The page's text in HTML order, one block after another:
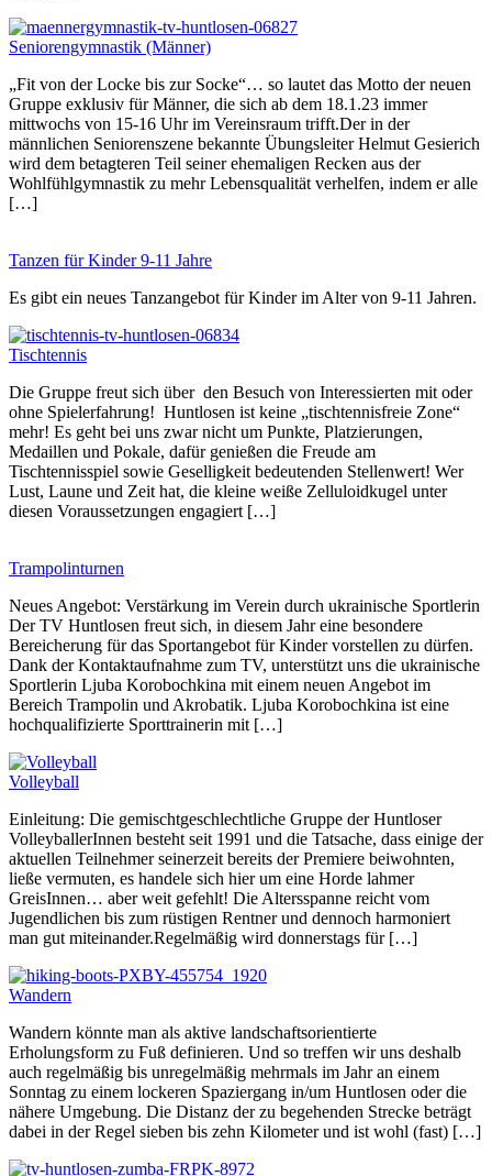
Seniorengymnastik (Männer)
„Fit von der Locke bis zur Socke“… so lautet das Motto der neuen
Gruppe exklusiv für Männer, die sich ab dem 18.1.23 immer
mittwochs von 15-16 Uhr im Vereinsraum trifft.Der in der
männlichen Seniorenszene bekannte Übungsleiter Helmut Gesierich
wird dem betagteren Teil seiner ehemaligen Recken aus der
Wohlfühlgymnastik zu mehr Lebensqualität verhelfen, indem er alle
[…]
Tanzen für Kinder 9-11 Jahre
Es gibt ein neues Tanzangebot für Kinder im Alter von 9-11 Jahren.
Tischtennis
Die Gruppe freut sich über den Besuch von Interessierten mit oder
ohne Spielerfahrung! Huntlosen ist keine „tischtennisfreie Zone“
mehr! Es geht bei uns zwar nicht um Punkte, Platzierungen,
Medaillen und Pokale, dafür genießen die Freude am
Tischtennisspiel sowie Geselligkeit bedeutenden Stellenwert! Wer
Lust, Laune und Zeit hat, die kleine weiße Zelluloidkugel unter
diesen Voraussetzungen engagiert […]
Trampolinturnen
Neues Angebot: Verstärkung im Verein durch ukrainische Sportlerin
Der TV Huntlosen freut sich, in diesem Jahr eine besondere
Bereicherung für das Sportangebot für Kinder vorstellen zu dürfen.
Dank der Kontaktaufnahme zum TV, unterstützt uns die ukrainische
Sportlerin Ljuba Korobochkina mit einem neuen Angebot im
Bereich Trampolin und Akrobatik. Ljuba Korobochkina ist eine
hochqualifizierte Sporttrainerin mit […]
Volleyball
Einleitung: Die gemischtgeschlechtliche Gruppe der Huntloser
VolleyballerInnen besteht seit 1991 und die Tatsache, dass einige der
aktuellen Teilnehmer seinerzeit bereits der Premiere beiwohnten,
ließe vermuten, es handele sich hier um eine Horde lahmer
GreisInnen… aber weit gefehlt! Die Altersspanne reicht vom
Jugendlichen bis zum rüstigen Rentner und dennoch harmoniert
man gut miteinander.Regelmäßig wird donnerstags für […]
Wandern
Wandern könnte man als aktive landschaftsorientierte
Erholungsform zu Fuß definieren. Und so treffen wir uns deshalb
auch regelmäßig bis unregelmäßig mehrmals im Jahr an einem
Sonntag zu einem lockeren Spaziergang in/um Huntlosen oder die
nähere Umgebung. Die Distanz der zu begehenden Strecke beträgt
dabei in der Regel sieben bis zehn Kilometer und ist wohl (fast) […]